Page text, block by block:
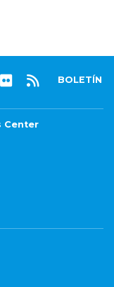
BOLETÍN
Center